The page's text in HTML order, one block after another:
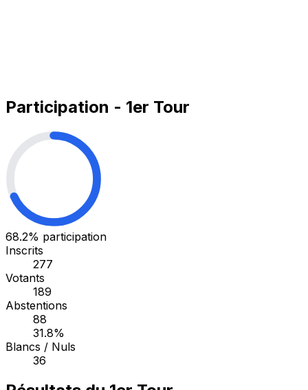
Participation - 1er Tour
68.2% participation
Inscrits
277
Votants
189
Abstentions
88
31.8%
Blancs / Nuls
36